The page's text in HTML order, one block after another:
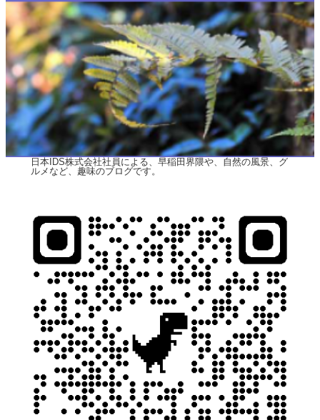
日本IDS株式会社社員による、早稲田界隈や、自然の風景、グ
ルメなど、趣味のブログです。